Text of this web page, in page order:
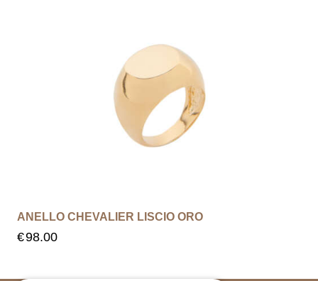
ANELLO CHEVALIER LISCIO ORO
€98.00